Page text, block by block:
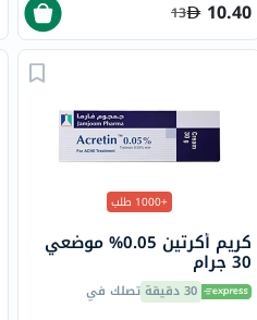
10.40
13
+1000 طلب
كريم أكرتين 0.05% موضعي
30 جرام
30 دقيقة تصلك في